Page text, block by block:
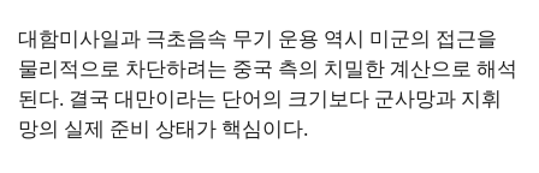
대함미사일과 극초음속 무기 운용 역시 미군의 접근을
물리적으로 차단하려는 중국 측의 치밀한 계산으로 해석
된다. 결국 대만이라는 단어의 크기보다 군사망과 지휘
망의 실제 준비 상태가 핵심이다.